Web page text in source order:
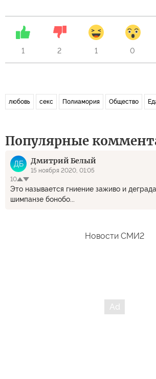
1 2 1 0
любовь секс Полиамория Общество
Популярные
ДБ Дмитрий Белый
15 ноября 2020, 01:05
10
Это называется гниение заживо и
шимпанзе бонобо...
Новости СМИ2